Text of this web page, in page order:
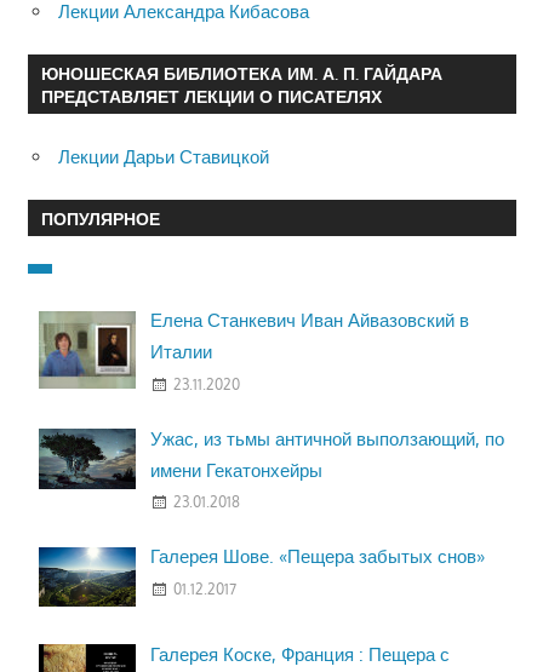
Лекции Александра Кибасова
ЮНОШЕСКАЯ БИБЛИОТЕКА ИМ. А. П. ГАЙДАРА
ПРЕДСТАВЛЯЕТ ЛЕКЦИИ О ПИСАТЕЛЯХ
Лекции Дарьи Ставицкой
ПОПУЛЯРНОЕ
Елена Станкевич Иван Айвазовский в
Италии
23.11.2020
Ужас, из тьмы античной выползающий, по
имени Гекатонхейры
23.01.2018
Галерея Шове. «Пещера забытых снов»
01.12.2017
Галерея Коске, Франция : Пещера с